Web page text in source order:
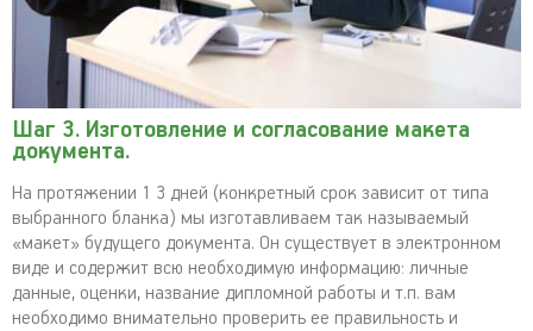
Шаг 3. Изготовление и согласование макета
документа.
На протяжении 1 3 дней (конкретный срок зависит от типа
выбранного бланка) мы изготавливаем так называемый
«макет» будущего документа. Он существует в электронном
виде и содержит всю необходимую информацию: личные
данные, оценки, название дипломной работы и т.п. вам
необходимо внимательно проверить ее правильность и